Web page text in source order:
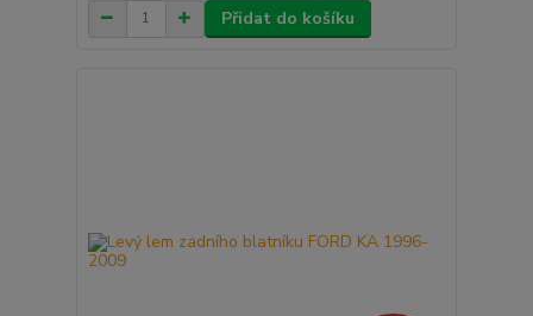
Přidat do košíku